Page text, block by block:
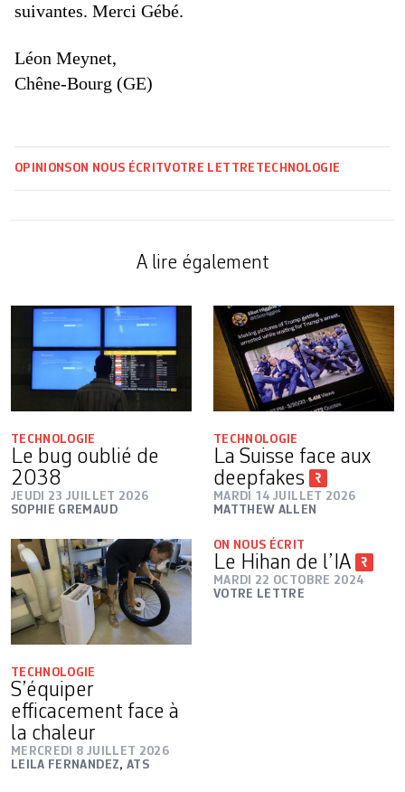
suivantes. Merci Gébé.
Léon Meynet,
Chêne-Bourg (GE)
OPINIONSON NOUS ÉCRITVOTRE LETTRE TECHNOLOGIE
A lire également
TECHNOLOGIE
Le bug oublié de
2038
JEUDI 23 JUILLET 2026
SOPHIE GREMAUD
TECHNOLOGIE
La Suisse face aux
deepfakes
MARDI 14 JUILLET 2026
MATTHEW ALLEN
TECHNOLOGIE
S’équiper
efficacement face à
la chaleur
MERCREDI 8 JUILLET 2026
LEILA FERNANDEZ, ATS
ON NOUS ÉCRIT
Le Hihan de l’IA
MARDI 22 OCTOBRE 2024
VOTRE LETTRE